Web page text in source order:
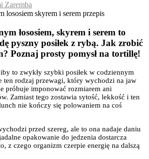
Zaremba
łososiem, skyrem i serem to
pyszny posiłek z rybą. Jak zrobić
Poznaj prosty pomysł na tortillę!
to zwykły szybki posiłek w codziennym
ten rodzaj przewagi, który wychodzi na jaw
próbuje imponować rozmiarem ani
Zamiast tego zostawia sytość, lekkość i ten
nie kończy się polowaniem na coś
przed szereg, ale to ona nadaje daniu
opakowanie do jedzenia dostarcza
z czego organizm czerpie energię na dalszą